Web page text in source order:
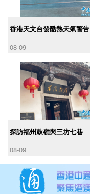
香港天文台發酷熱天氣警告
08-09
探訪福州鼓嶺與三坊七巷
08-09